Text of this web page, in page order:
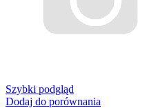
Szybki podgląd
Dodaj do porównania